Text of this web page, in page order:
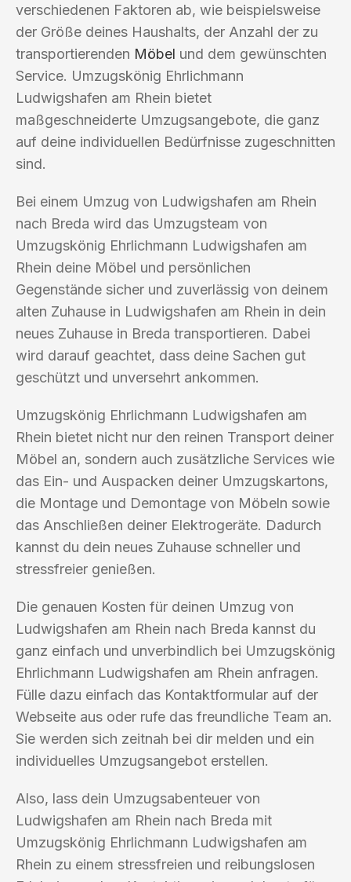
verschiedenen Faktoren ab, wie beispielsweise
der Größe deines Haushalts, der Anzahl der zu
transportierenden Möbel und dem gewünschten
Service. Umzugskönig Ehrlichmann
Ludwigshafen am Rhein bietet
maßgeschneiderte Umzugsangebote, die ganz
auf deine individuellen Bedürfnisse zugeschnitten
sind.
Bei einem Umzug von Ludwigshafen am Rhein
nach Breda wird das Umzugsteam von
Umzugskönig Ehrlichmann Ludwigshafen am
Rhein deine Möbel und persönlichen
Gegenstände sicher und zuverlässig von deinem
alten Zuhause in Ludwigshafen am Rhein in dein
neues Zuhause in Breda transportieren. Dabei
wird darauf geachtet, dass deine Sachen gut
geschützt und unversehrt ankommen.
Umzugskönig Ehrlichmann Ludwigshafen am
Rhein bietet nicht nur den reinen Transport deiner
Möbel an, sondern auch zusätzliche Services wie
das Ein- und Auspacken deiner Umzugskartons,
die Montage und Demontage von Möbeln sowie
das Anschließen deiner Elektrogeräte. Dadurch
kannst du dein neues Zuhause schneller und
stressfreier genießen.
Die genauen Kosten für deinen Umzug von
Ludwigshafen am Rhein nach Breda kannst du
ganz einfach und unverbindlich bei Umzugskönig
Ehrlichmann Ludwigshafen am Rhein anfragen.
Fülle dazu einfach das Kontaktformular auf der
Webseite aus oder rufe das freundliche Team an.
Sie werden sich zeitnah bei dir melden und ein
individuelles Umzugsangebot erstellen.
Also, lass dein Umzugsabenteuer von
Ludwigshafen am Rhein nach Breda mit
Umzugskönig Ehrlichmann Ludwigshafen am
Rhein zu einem stressfreien und reibungslosen